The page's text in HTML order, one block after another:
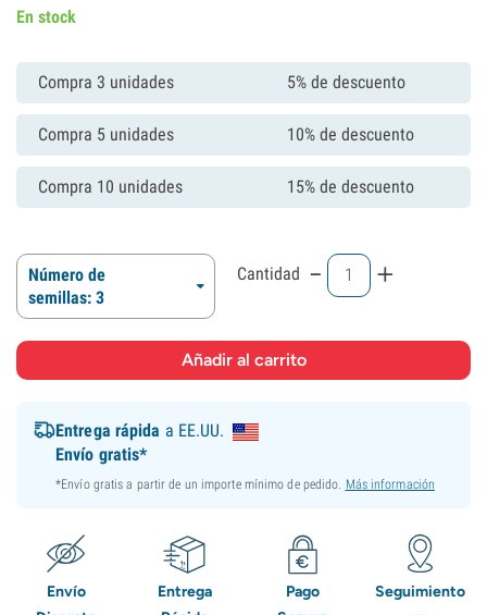
En stock
Compra 3 unidades 5% de descuento
Compra 5 unidades 10% de descuento
Compra 10 unidades 15% de descuento
Número de
semillas: 3
Cantidad - +
Entrega rápida a EE.UU.
Envío gratis*
*Envío gratis a partir de un importe mínimo de pedido. Más información
Envío
Entrega
Pago
Seguimiento